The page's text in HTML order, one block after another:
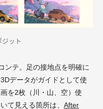
ット
ンテ。足の接地点を明確に
データがガイドとして使
を2枚（川・山、空）使
て見える箇所は、 After